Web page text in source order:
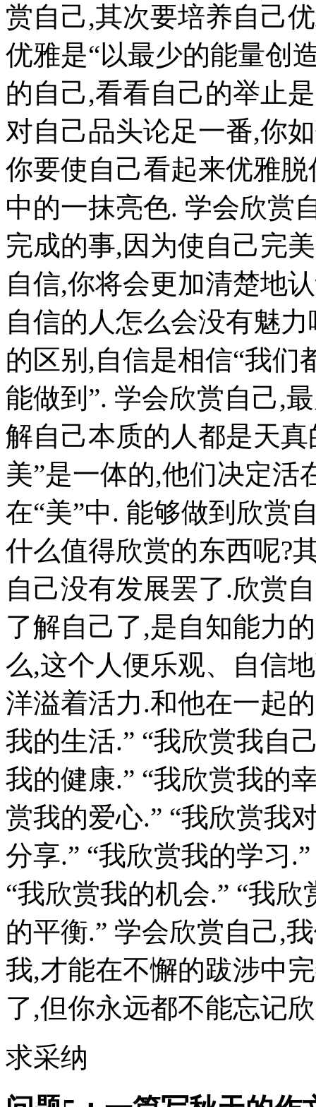
赏自己,其次要培养自己
优雅是“以最少的能量创
的自己,看看自己的举止
对自己品头论足一番,你
你要使自己看起来优雅
中的一抹亮色. 学会欣赏
完成的事,因为使自己完
自信,你将会更加清楚地
自信的人怎么会没有魅
的区别,自信是相信“我们
能做到”. 学会欣赏自己,
解自己本质的人都是天
美”是一体的,他们决定活
在“美”中. 能够做到欣赏
什么值得欣赏的东西呢?
自己没有发展罢了.欣赏
了解自己了,是自知能力
么,这个人便乐观、自信
洋溢着活力.和他在一起
我的生活.” “我欣赏我自
我的健康.” “我欣赏我的
赏我的爱心.” “我欣赏我
分享.” “我欣赏我的学习
“我欣赏我的机会.” “我
的平衡.” 学会欣赏自己,
我,才能在不懈的跋涉中
了,但你永远都不能忘记
求采纳